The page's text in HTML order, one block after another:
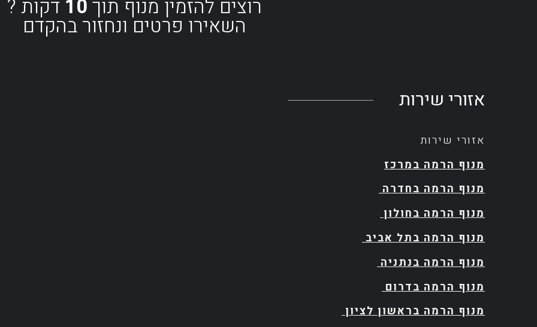
רוצים להזמין מנוף תוך10 דקות ?
השאירו פרטים ונחזור בהקדם
אזורי שירות
אזורי שירות
מנוף הרמה במרכז
מנוף הרמה בחדרה
מנוף הרמה בחולון
מנוף הרמה בתל אביב
מנוף הרמה בנתניה
מנוף הרמה בדרום
מנוף הרמה בראשון לציון